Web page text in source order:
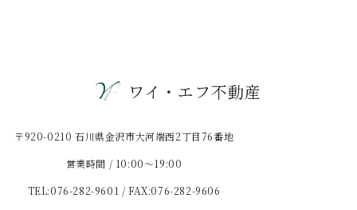
ワイ・エフ不動産
〒920-0210 石川県金沢市大河端西2丁目76番地
営業時間 / 10:00〜19:00
TEL:076-282-9601 / FAX:076-282-9606